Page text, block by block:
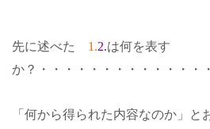
先に述べた 1.2.は何を表す
か？・・・・・・・・・・・・・
「何から得られた内容なのか」